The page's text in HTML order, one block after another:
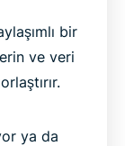
bir
ve veri
ya da